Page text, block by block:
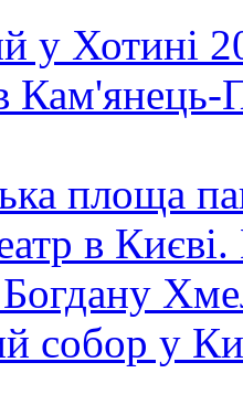
у Хотині
Кам'янець-
площа
в
собор у